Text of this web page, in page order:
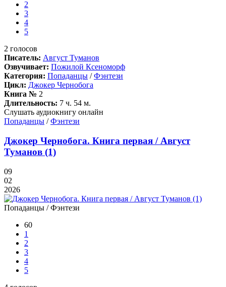
2
3
4
5
2 голосов
Писатель: Август Туманов
Озвучивает: Пожилой Ксеноморф
Категория: Попаданцы /Фэнтези
Цикл: Джокер Чернобога
Книга № 2
Длительность: 7 ч. 54 м.
Слушать аудиокнигу онлайн
Попаданцы /Фэнтези
Джокер Чернобога. Книга первая / Август
Туманов (1)
09
02
2026
Попаданцы / Фэнтези
60
1
2
3
4
5